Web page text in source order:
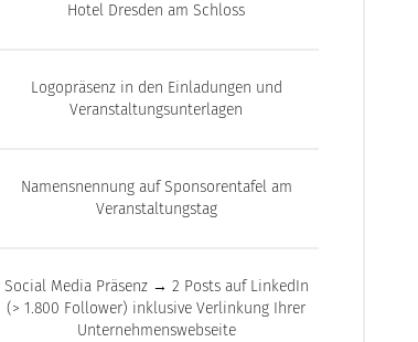
Hotel Dresden am Schloss
Logopräsenz in den Einladungen und
Veranstaltungsunterlagen
Namensnennung auf Sponsorentafel am
Veranstaltungstag
Social Media Präsenz → 2 Posts auf LinkedIn
(> 1.800 Follower) inklusive Verlinkung Ihrer
Unternehmenswebseite